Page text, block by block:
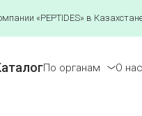
«PEPTIDES» в
По органам О нас